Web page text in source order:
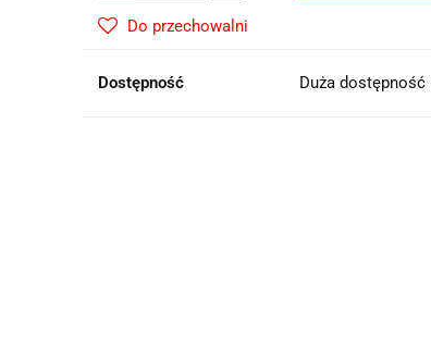
Do przechowalni
Dostępność Duża dostępność